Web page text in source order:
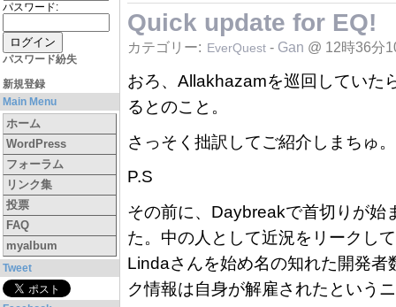
パスワード:
パスワード紛失
新規登録
Main Menu
ホーム
WordPress
フォーラム
リンク集
投票
FAQ
myalbum
Tweet
Quick update for EQ!
カテゴリー: EverQuest - Gan @ 12時36分
おろ、Allakhazamを巡回していた
るとのこと。
さっそく拙訳してご紹介しまちゅ。
P.S
その前に、Daybreakで首切りが始
た。中の人として近況をリークし
Lindaさんを始め名の知れた開発
ク情報は自身が解雇されたという